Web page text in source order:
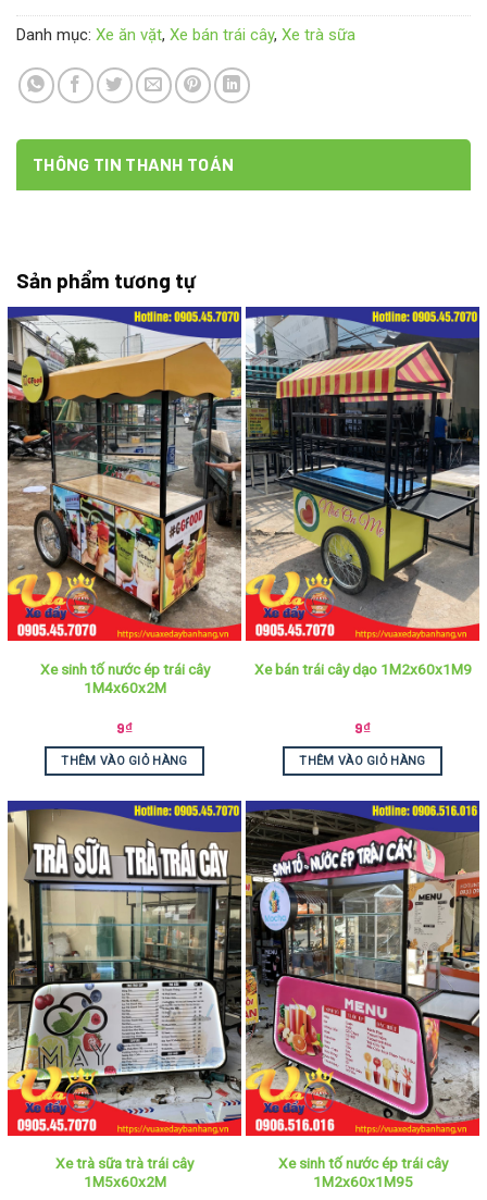
Danh mục: Xe ăn vặt, Xe bán trái cây, Xe trà sữa
THÔNG TIN THANH TOÁN
Sản phẩm tương tự
Xe sinh tố nước ép trái cây
1M4x60x2M
9₫
THÊM VÀO GIỎ HÀNG
Xe bán trái cây dạo 1M2x60x1M9
9₫
THÊM VÀO GIỎ HÀNG
Xe trà sữa trà trái cây
1M5x60x2M
Xe sinh tố nước ép trái cây
1M2x60x1M95